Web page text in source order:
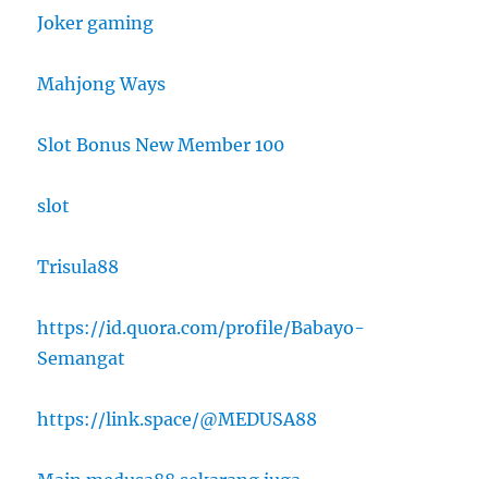
Joker gaming
Mahjong Ways
Slot Bonus New Member 100
slot
Trisula88
https://id.quora.com/profile/Babayo-
Semangat
https://link.space/@MEDUSA88